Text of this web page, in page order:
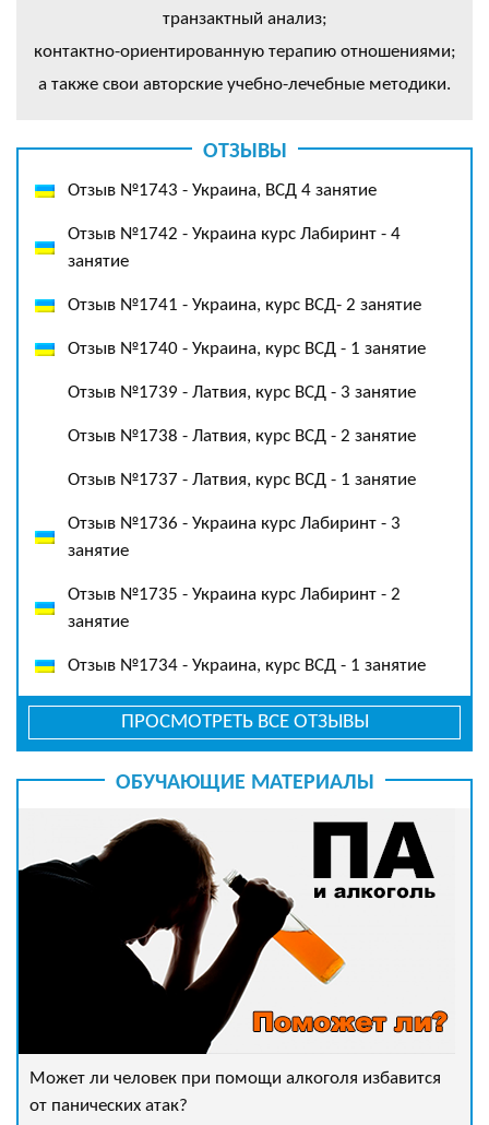
транзактный анализ;
контактно-ориентированную терапию отношениями;
а также свои авторские учебно-лечебные методики.
ОТЗЫВЫ
Отзыв №1743 - Украина, ВСД 4 занятие
Отзыв №1742 - Украина курс Лабиринт - 4
занятие
Отзыв №1741 - Украина, курс ВСД- 2 занятие
Отзыв №1740 - Украина, курс ВСД - 1 занятие
Отзыв №1739 - Латвия, курс ВСД - 3 занятие
Отзыв №1738 - Латвия, курс ВСД - 2 занятие
Отзыв №1737 - Латвия, курс ВСД - 1 занятие
Отзыв №1736 - Украина курс Лабиринт - 3
занятие
Отзыв №1735 - Украина курс Лабиринт - 2
занятие
Отзыв №1734 - Украина, курс ВСД - 1 занятие
ПРОСМОТРЕТЬ ВСЕ ОТЗЫВЫ
ОБУЧАЮЩИЕ МАТЕРИАЛЫ
Может ли человек при помощи алкоголя избавится
от панических атак?